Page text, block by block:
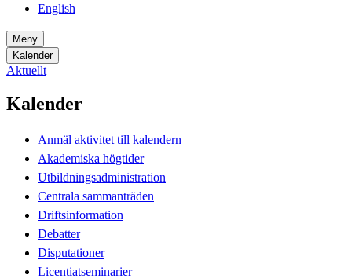
English
Meny
Kalender
Aktuellt
Kalender
Anmäl aktivitet till kalendern
Akademiska högtider
Utbildningsadministration
Centrala sammanträden
Driftsinformation
Debatter
Disputationer
Licentiatseminarier